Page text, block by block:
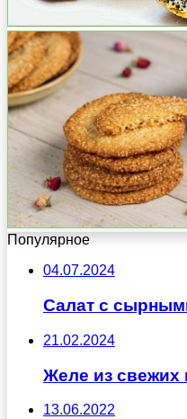
Популярное
04.07.2024
Салат с
21.02.2024
Желе из свежих
13.06.2022